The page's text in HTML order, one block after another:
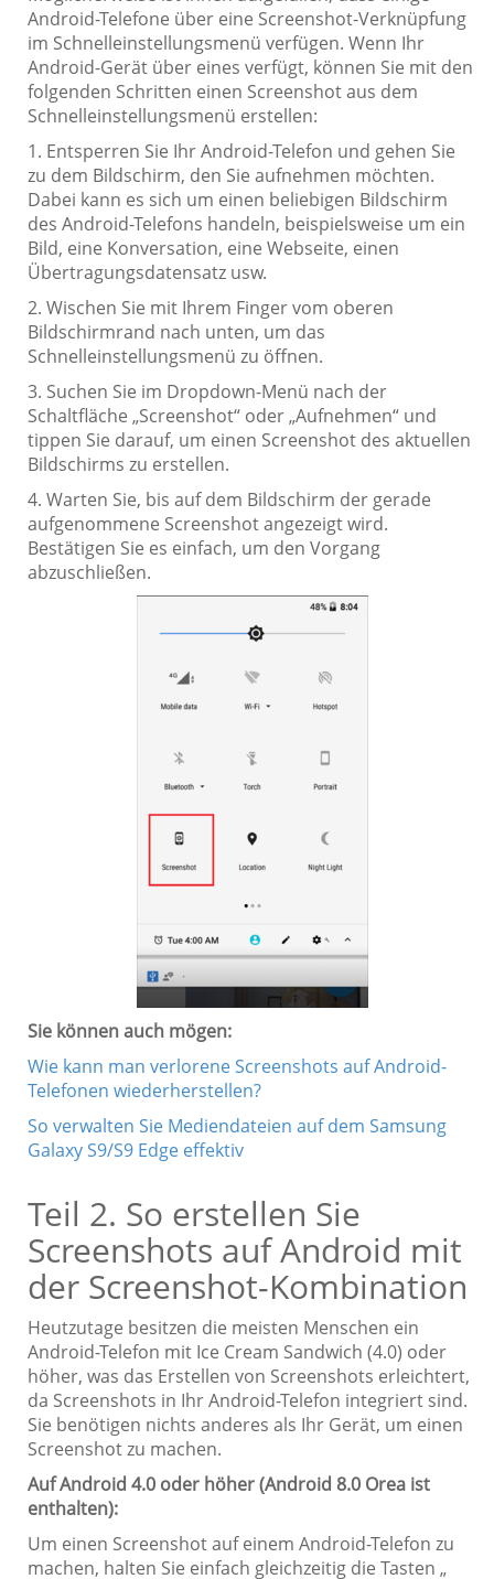
Android-Telefone über eine Screenshot-Verknüpfung
im Schnelleinstellungsmenü verfügen. Wenn Ihr
Android-Gerät über eines verfügt, können Sie mit den
folgenden Schritten einen Screenshot aus dem
Schnelleinstellungsmenü erstellen:
1. Entsperren Sie Ihr Android-Telefon und gehen Sie
zu dem Bildschirm, den Sie aufnehmen möchten.
Dabei kann es sich um einen beliebigen Bildschirm
des Android-Telefons handeln, beispielsweise um ein
Bild, eine Konversation, eine Webseite, einen
Übertragungsdatensatz usw.
2. Wischen Sie mit Ihrem Finger vom oberen
Bildschirmrand nach unten, um das
Schnelleinstellungsmenü zu öffnen.
3. Suchen Sie im Dropdown-Menü nach der
Schaltfläche „Screenshot“ oder „Aufnehmen“ und
tippen Sie darauf, um einen Screenshot des aktuellen
Bildschirms zu erstellen.
4. Warten Sie, bis auf dem Bildschirm der gerade
aufgenommene Screenshot angezeigt wird.
Bestätigen Sie es einfach, um den Vorgang
abzuschließen.
Sie können auch mögen:
Wie kann man verlorene Screenshots auf Android-
Telefonen wiederherstellen?
So verwalten Sie Mediendateien auf dem Samsung
Galaxy S9/S9 Edge effektiv
Teil 2. So erstellen Sie
Screenshots auf Android mit
der Screenshot-Kombination
Heutzutage besitzen die meisten Menschen ein
Android-Telefon mit Ice Cream Sandwich (4.0) oder
höher, was das Erstellen von Screenshots erleichtert,
da Screenshots in Ihr Android-Telefon integriert sind.
Sie benötigen nichts anderes als Ihr Gerät, um einen
Screenshot zu machen.
Auf Android 4.0 oder höher (Android 8.0 Orea ist
enthalten):
Um einen Screenshot auf einem Android-Telefon zu
machen, halten Sie einfach gleichzeitig die Tasten „